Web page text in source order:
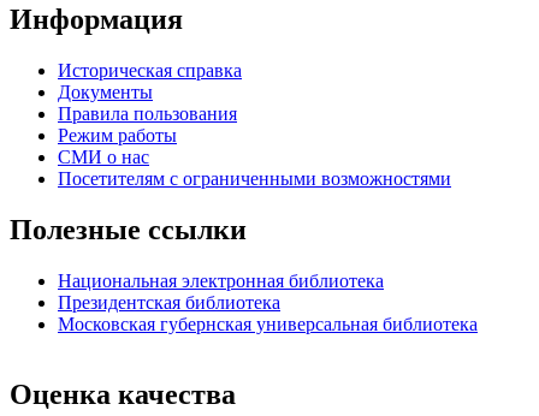
Информация
Историческая справка
Документы
Правила пользования
Режим работы
СМИ о нас
Посетителям с ограниченными возможностями
Полезные ссылки
Национальная электронная библиотека
Президентская библиотека
Московская губернская универсальная библиотека
Оценка качества